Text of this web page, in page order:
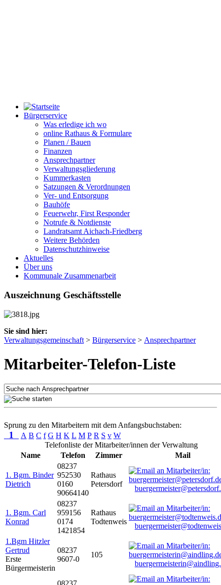
Bürgerservice
Was erledige ich wo
online Rathaus & Formulare
Planen / Bauen
Finanzen
Ansprechpartner
Verwaltungsgliederung
Kummerkasten
Satzungen & Verordnungen
Ver- und Entsorgung
Bauhöfe
Feuerwehr, First Responder
Notrufe & Notdienste
Landratsamt Aichach-Friedberg
Weitere Behörden
Datenschutzhinweise
Aktuelles
Über uns
Kommunale Zusammenarbeit
Auszeichnung Geschäftsstelle
Sie sind hier:
Verwaltungsgemeinschaft > Bürgerservice > Ansprechpartner
Mitarbeiter-Telefon-Liste
Sprung zu den Mitarbeitern mit dem Anfangsbuchstaben:
1 A B C f G H K L M P R S v W
Telefonliste der Mitarbeiter/innen der Verwaltung
Name
Telefon Zimmer Mail
1. Bgm. Binder
Dietrich
08237
952530
0160
90664140
Rathaus
Petersdorf
1. Bgm. Carl
Konrad
08237
959156
0174
1421854
Rathaus
Todtenweis
1.Bgm Hitzler
Gertrud
Erste
Bürgermeisterin
08237
9607-0
105